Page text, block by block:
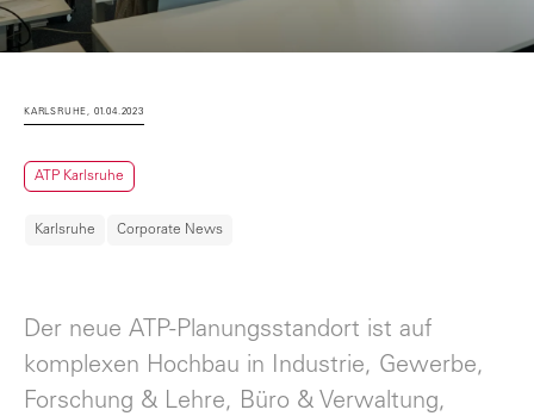
KARLSRUHE, 01.04.2023
ATP Karlsruhe
Karlsruhe Corporate News
Der neue ATP-Planungsstandort ist auf
komplexen Hochbau in Industrie, Gewerbe,
Forschung & Lehre, Büro & Verwaltung,